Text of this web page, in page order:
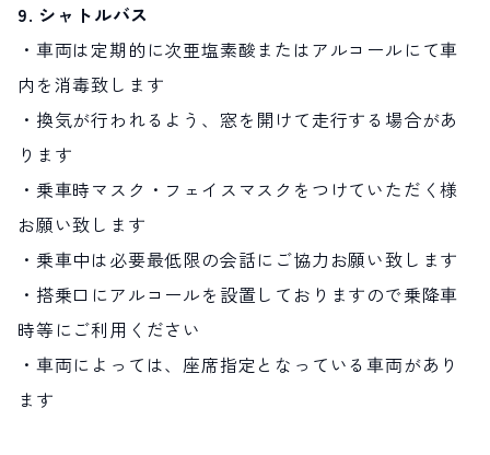
9. シャトルバス
・車両は定期的に次亜塩素酸またはアルコールにて車
内を消毒致します
・換気が行われるよう、窓を開けて走行する場合があ
ります
・乗車時マスク・フェイスマスクをつけていただく様
お願い致します
・乗車中は必要最低限の会話にご協力お願い致します
・搭乗口にアルコールを設置しておりますので乗降車
時等にご利用ください
・車両によっては、座席指定となっている車両があり
ます